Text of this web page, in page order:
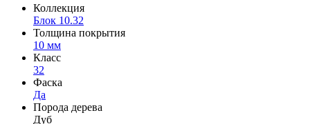
Коллекция
Блок 10.32
Толщина покрытия
10 мм
Класс
32
Фаска
Да
Порода дерева
Дуб